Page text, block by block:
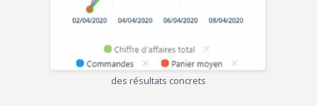
des résultats concrets